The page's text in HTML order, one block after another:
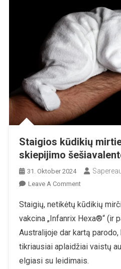
Staigios kūdikių
skiepijimo
31. Oktober 2024
Leave A CommentOn
Kūdikių
Mirties
Sindromas
Skiepijimo
Šešiavalente
Staigių, netikėtų kūdikių
vakcina „Infanrix Hexa®“ (ir
Australijoje dar kartą
tikriausiai aplaidžiai vaistų
elgiasi su leidimais.